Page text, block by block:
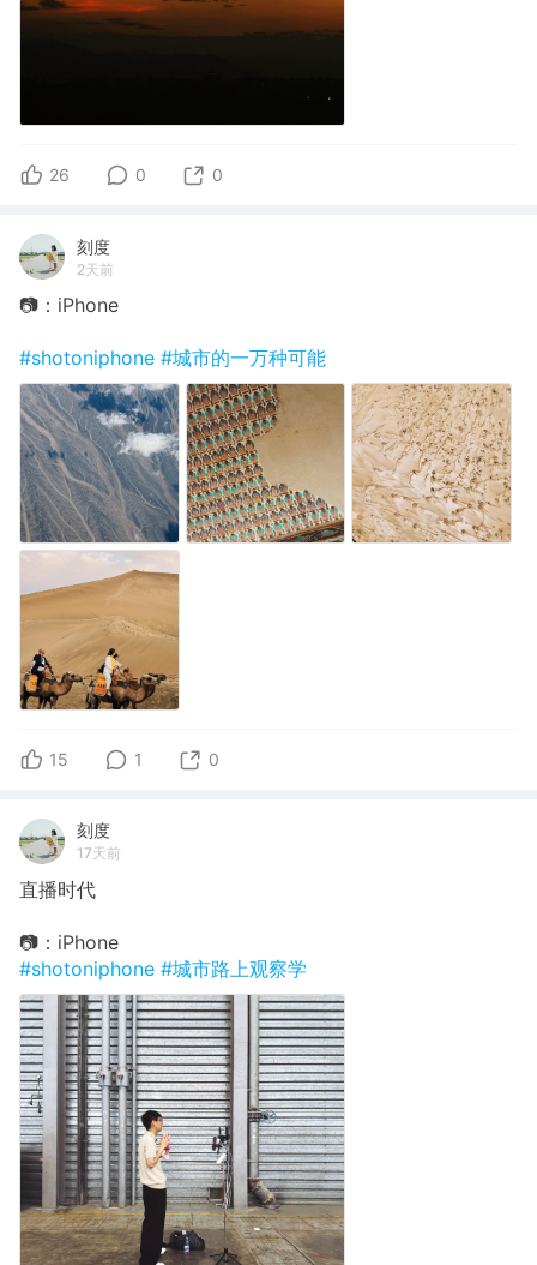
26 0 0
刻度
2天前
📷：iPhone
#shotoniphone #城市的一万种可能
15 1 0
刻度
17天前
直播时代
📷：iPhone
#shotoniphone #城市路上观察学